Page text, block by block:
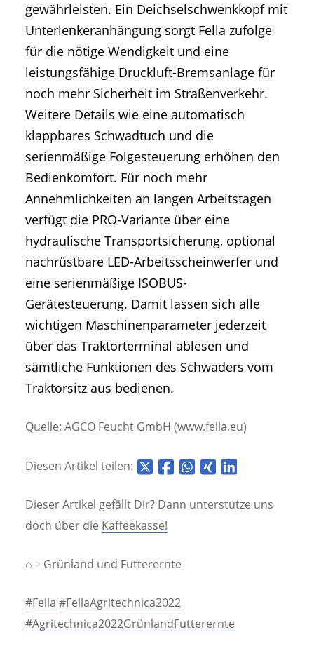
gewährleisten. Ein Deichselschwenkkopf mit
Unterlenkeranhängung sorgt Fella zufolge
für die nötige Wendigkeit und eine
leistungsfähige Druckluft-Bremsanlage für
noch mehr Sicherheit im Straßenverkehr.
Weitere Details wie eine automatisch
klappbares Schwadtuch und die
serienmäßige Folgesteuerung erhöhen den
Bedienkomfort. Für noch mehr
Annehmlichkeiten an langen Arbeitstagen
verfügt die PRO-Variante über eine
hydraulische Transportsicherung, optional
nachrüstbare LED-Arbeitsscheinwerfer und
eine serienmäßige ISOBUS-
Gerätesteuerung. Damit lassen sich alle
wichtigen Maschinenparameter jederzeit
über das Traktorterminal ablesen und
sämtliche Funktionen des Schwaders vom
Traktorsitz aus bedienen.
Quelle: AGCO Feucht GmbH (www.fella.eu)
Diesen Artikel teilen:
Dieser Artikel gefällt Dir? Dann unterstütze uns
doch über die Kaffeekasse!
⌂ Grünland und Futterernte
#Fella #FellaAgritechnica2022
#Agritechnica2022GrünlandFutterernte